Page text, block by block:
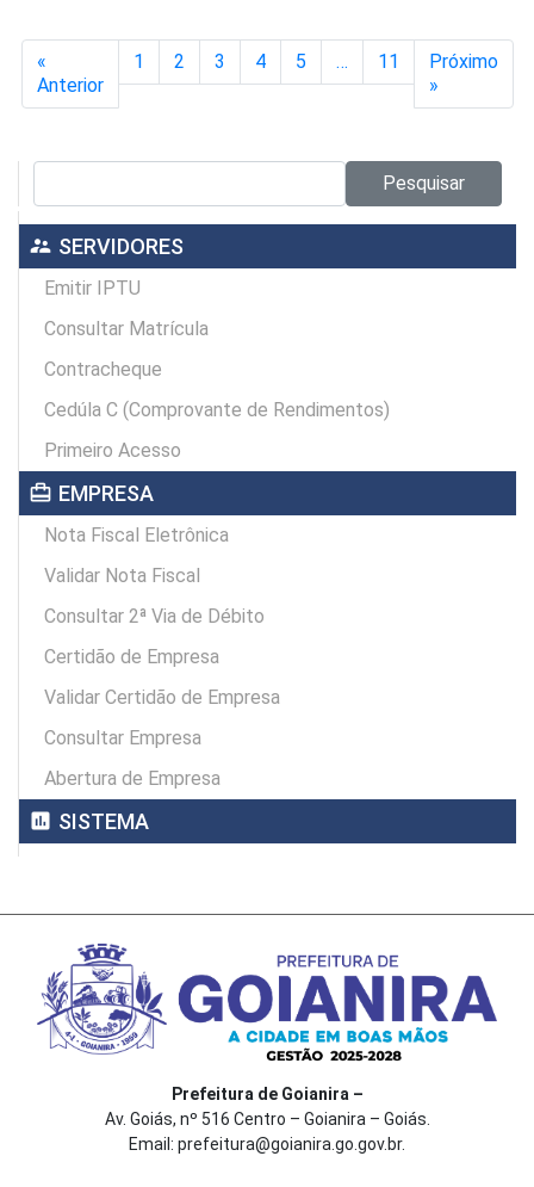
«
Anterior
1 2 3 4 5 … 11
Próximo
»
Pesquisar
supervisor_account SERVIDORES
Emitir IPTU
Consultar Matrícula
Contracheque
Cedúla C (Comprovante de Rendimentos)
Primeiro Acesso
card_travel EMPRESA
Nota Fiscal Eletrônica
Validar Nota Fiscal
Consultar 2ª Via de Débito
Certidão de Empresa
Validar Certidão de Empresa
Consultar Empresa
Abertura de Empresa
assessment SISTEMA
Prefeitura de Goianira –
Av. Goiás, nº 516 Centro – Goianira – Goiás.
Email: prefeitura@goianira.go.gov.br.